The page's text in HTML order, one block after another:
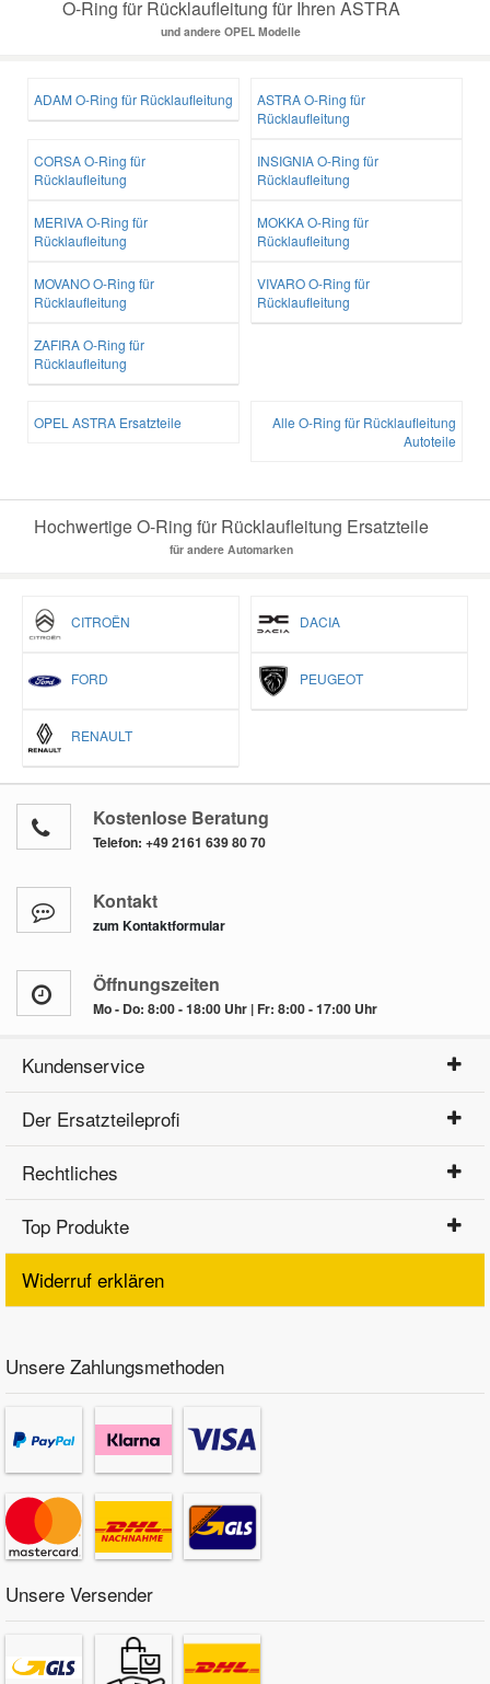
O-Ring für Rücklaufleitung für Ihren ASTRA
und andere OPEL Modelle
ADAM O-Ring für Rücklaufleitung
ASTRA O-Ring für
Rücklaufleitung
CORSA O-Ring für
Rücklaufleitung
INSIGNIA O-Ring für
Rücklaufleitung
MERIVA O-Ring für
Rücklaufleitung
MOKKA O-Ring für
Rücklaufleitung
MOVANO O-Ring für
Rücklaufleitung
VIVARO O-Ring für
Rücklaufleitung
ZAFIRA O-Ring für
Rücklaufleitung
OPEL ASTRA Ersatzteile
Alle O-Ring für Rücklaufleitung
Autoteile
Hochwertige O-Ring für Rücklaufleitung Ersatzteile
für andere Automarken
CITROËN DACIA
FORD PEUGEOT
RENAULT
Kostenlose Beratung
Telefon: +49 2161 639 80 70
Kontakt
zum Kontaktformular
Öffnungszeiten
Mo - Do: 8:00 - 18:00 Uhr | Fr: 8:00 - 17:00 Uhr
Kundenservice
Der Ersatzteileprofi
Rechtliches
Top Produkte
Widerruf erklären
Unsere Zahlungsmethoden
Unsere Versender